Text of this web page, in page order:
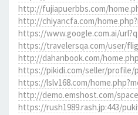
http://fujiapuerbbs.com/
http://chiyancfa.com/
https://www.google.com.ai/
https://travelersqa.com/user/
http://dahanbook.com/
https://pikidi.com/seller/profile/
https://lslv168.com/
http://demo.emshost.com/
https://rush1989.rash.jp:443/